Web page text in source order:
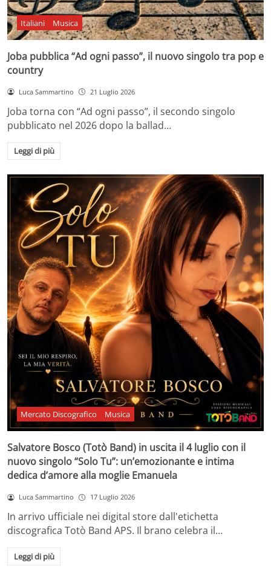
Italiani Musica
Joba pubblica “Ad ogni passo”, il nuovo singolo tra pop e
country
Luca Sammartino 21 Luglio 2026
Joba torna con “Ad ogni passo”, il secondo singolo
pubblicato nel 2026 dopo la ballad…
Leggi di più
Mercato Discografico Musica
Salvatore Bosco (Totò Band) in uscita il 4 luglio con il
nuovo singolo “Solo Tu”: un’emozionante e intima
dedica d’amore alla moglie Emanuela
Luca Sammartino 17 Luglio 2026
In arrivo ufficiale nei digital store dall'etichetta
discografica Totò Band APS. Il brano celebra il…
Leggi di più